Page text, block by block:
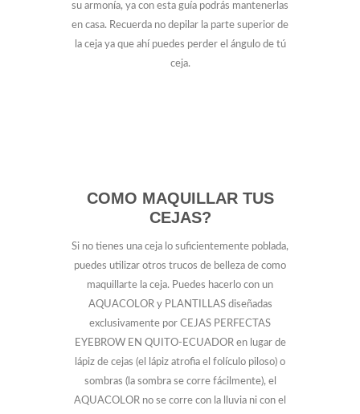
su armonía, ya con esta guía podrás mantenerlas
en casa. Recuerda no depilar la parte superior de
la ceja ya que ahí puedes perder el ángulo de tú
ceja.
COMO MAQUILLAR TUS
CEJAS?
Si no tienes una ceja lo suficientemente poblada,
puedes utilizar otros trucos de belleza de como
maquillarte la ceja. Puedes hacerlo con un
AQUACOLOR y PLANTILLAS diseñadas
exclusivamente por CEJAS PERFECTAS
EYEBROW EN QUITO-ECUADOR en lugar de
lápiz de cejas (el lápiz atrofia el folículo piloso) o
sombras (la sombra se corre fácilmente), el
AQUACOLOR no se corre con la lluvia ni con el